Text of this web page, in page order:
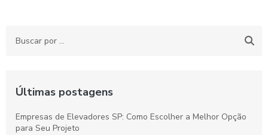
Últimas postagens
Empresas de Elevadores SP: Como Escolher a Melhor Opção
para Seu Projeto